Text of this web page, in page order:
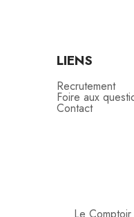
LIENS
Recrutement
Foire aux
Contact
Le